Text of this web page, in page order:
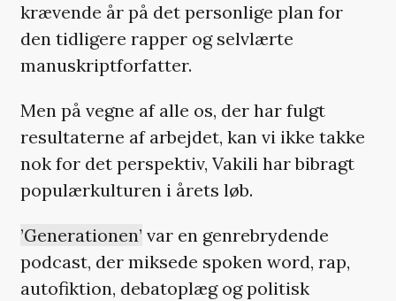
krævende år på det personlige plan for
den tidligere rapper og selvlærte
manuskriptforfatter.
Men på vegne af alle os, der har fulgt
resultaterne af arbejdet, kan vi ikke takke
nok for det perspektiv, Vakili har bibragt
populærkulturen i årets løb.
’Generationen’ var en genrebrydende
podcast, der miksede spoken word, rap,
autofiktion, debatoplæg og politisk